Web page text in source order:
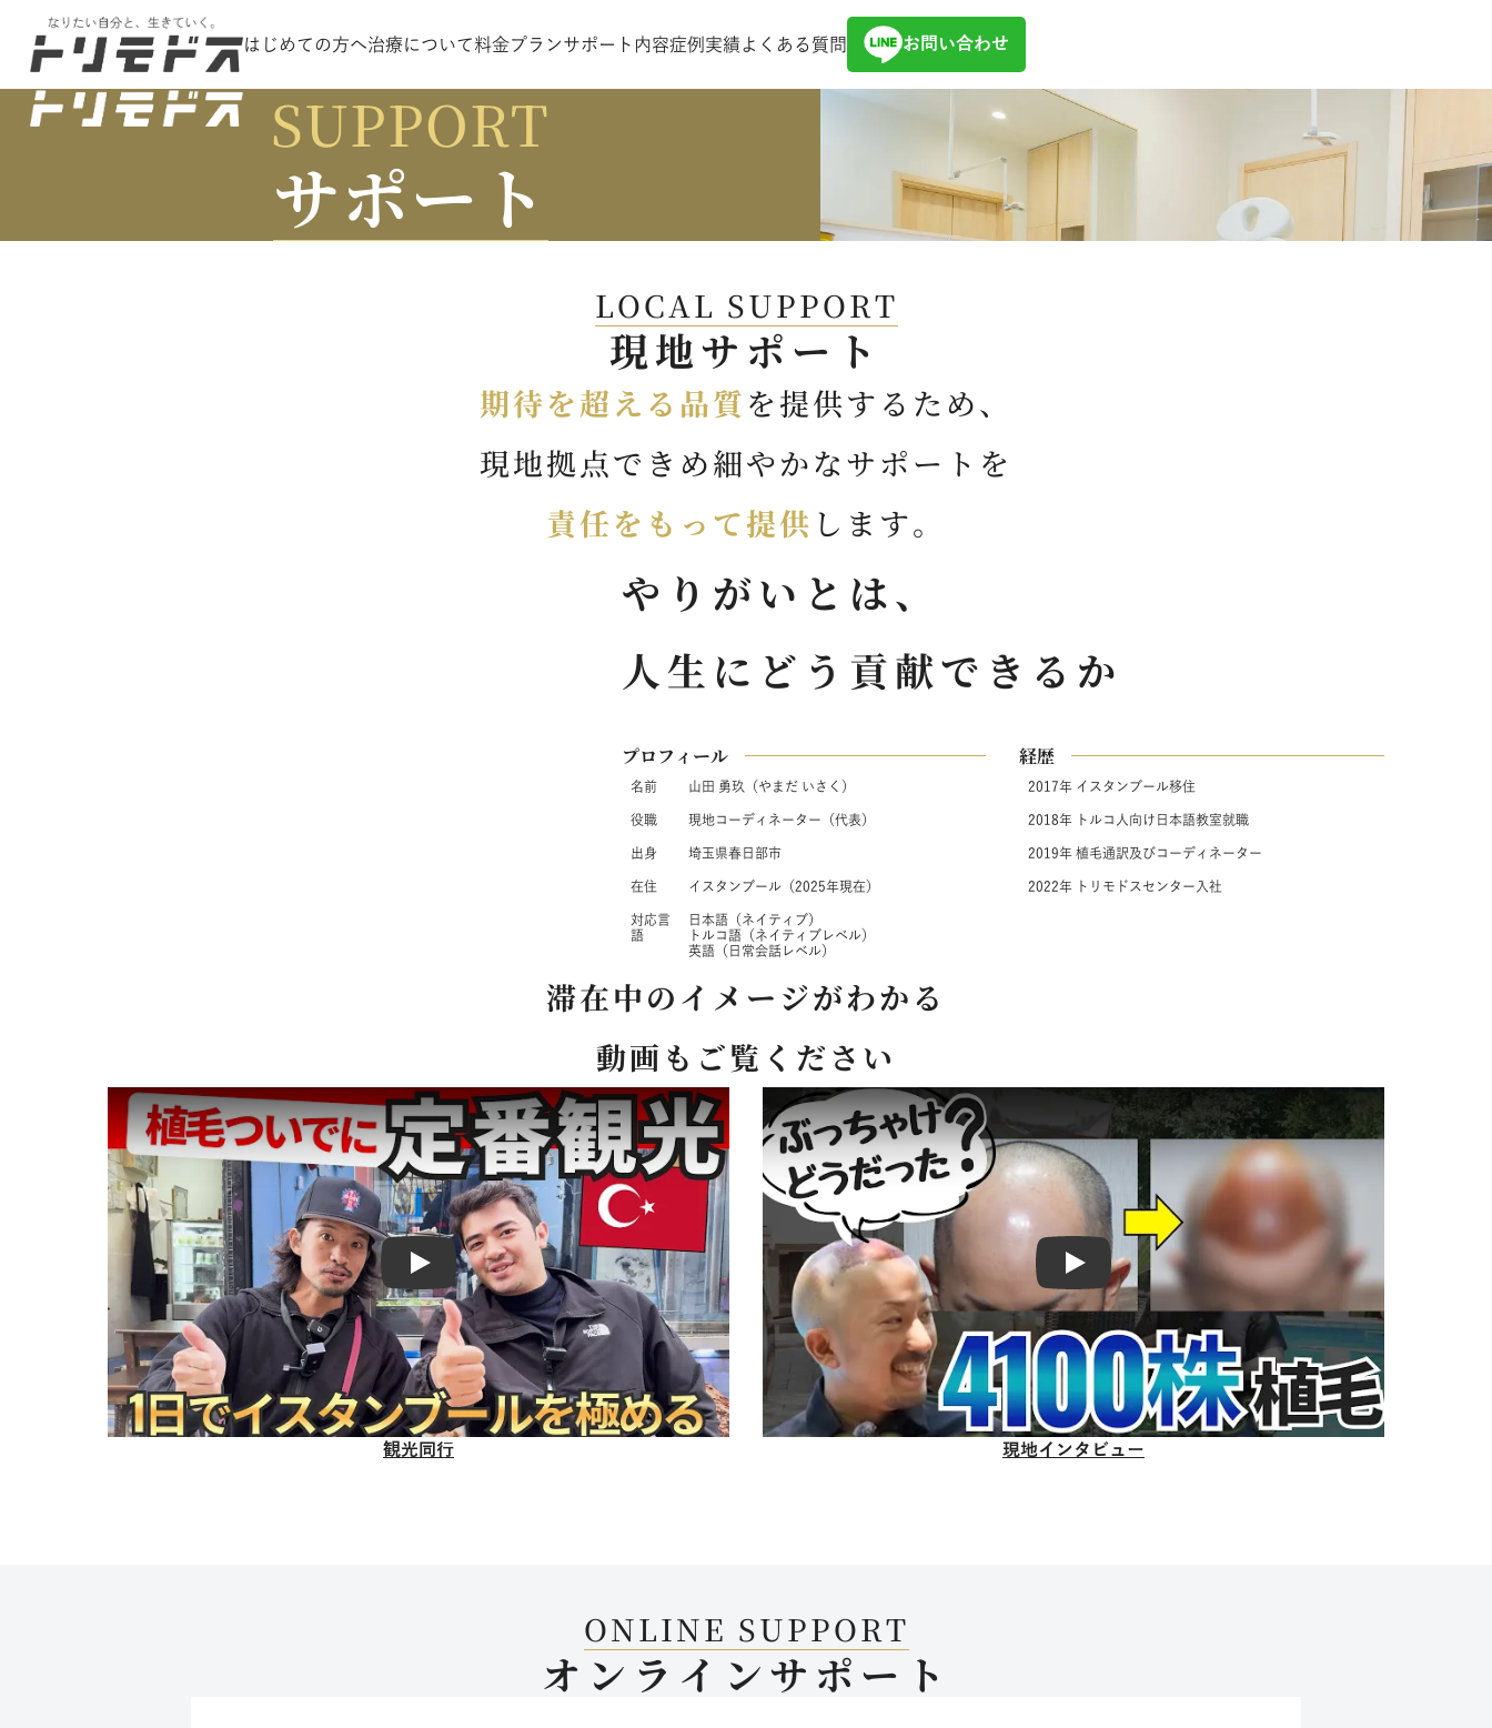
はじめての方へ治療について料金プランサポート内容症例実績よくある質問 お問い合わせ
SUPPORT
サポート
LOCAL SUPPORT
現地サポート
期待を超える品質を提供するため、
現地拠点できめ細やかなサポートを
責任をもって提供 します。
やりがいとは、
人生にどう貢献できるか
プロフィール
名前
役職
出身
在住
対応言
語
山田 勇玖 （やまだ いさく）
現地コーディネーター（代表）
埼玉県春日部市
イスタンブール（2025年現在）
日本語 （ネイティブ）
トルコ語（ネイティブレベル）
英語（日常会話レベル）
経歴
2017年 イスタンブール移住
2018年 トルコ人向け日本語教室就職
2019年植毛通訳及びコーディネーター
2022年 トリモドスセンター入社
滞在中のイメージがわかる
動画もご覧ください
Play
観光同行
Play
現地インタビュー
ONLINE SUPPORT
オンラインサポート